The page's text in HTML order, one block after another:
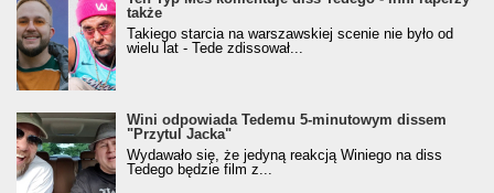
także
Takiego starcia na warszawskiej scenie nie było od
wielu lat - Tede zdissował...
Wini odpowiada Tedemu 5-minutowym dissem
"Przytul Jacka"
Wydawało się, że jedyną reakcją Winiego na diss
Tedego będzie film z...